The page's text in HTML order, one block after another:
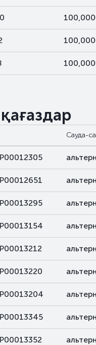
Сауда-